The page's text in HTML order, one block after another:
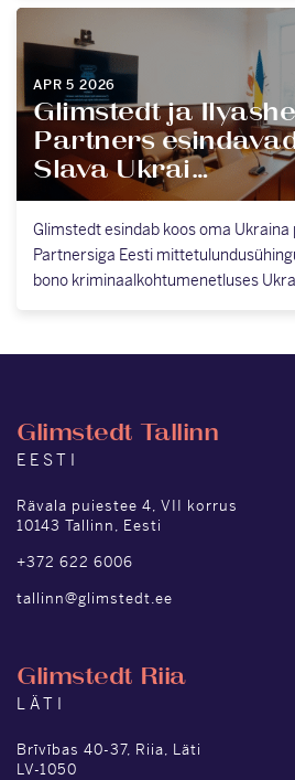
APR 5 2026
Glimstedt ja
Partners
Slava Ukrai…
Glimstedt esindab koos oma
Partnersiga Eesti
bono kriminaalkohtumenetluses
Glimstedt Tallinn
EESTI
Rävala puiestee 4, VII korrus
10143 Tallinn, Eesti
+372 622 6006
tallinn@glimstedt.ee
Glimstedt Riia
LÄTI
Brīvības 40-37, Riia, Läti
LV-1050